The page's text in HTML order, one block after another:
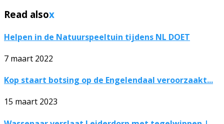
Read alsox
Helpen in de Natuurspeeltuin tijdens NL DOET
7 maart 2022
Kop staart botsing op de Engelendaal veroorzaakt...
15 maart 2023